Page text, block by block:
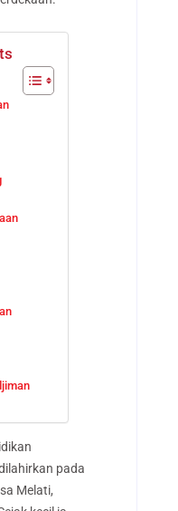
pada
Melati,